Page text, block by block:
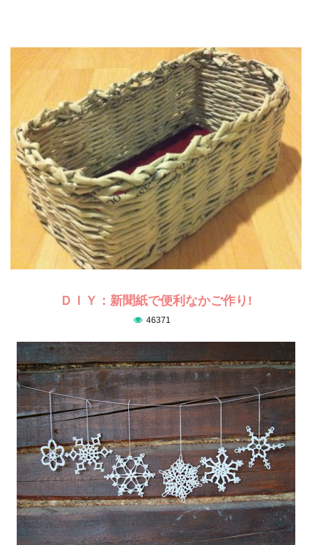
ＤＩＹ：新聞紙で便利なかご作り!
46371